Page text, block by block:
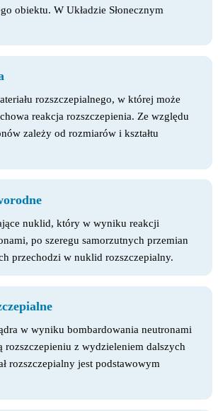
obiektu. W Układzie Słonecznym
rozszczepialnego, w której może
reakcja rozszczepienia. Ze względu
zależy od rozmiarów i kształtu
nuklid, który w wyniku reakcji
po szeregu samorzutnych przemian
przechodzi w nuklid rozszczepialny.
w wyniku bombardowania neutronami
rozszczepieniu z wydzieleniem dalszych
rozszczepialny jest podstawowym